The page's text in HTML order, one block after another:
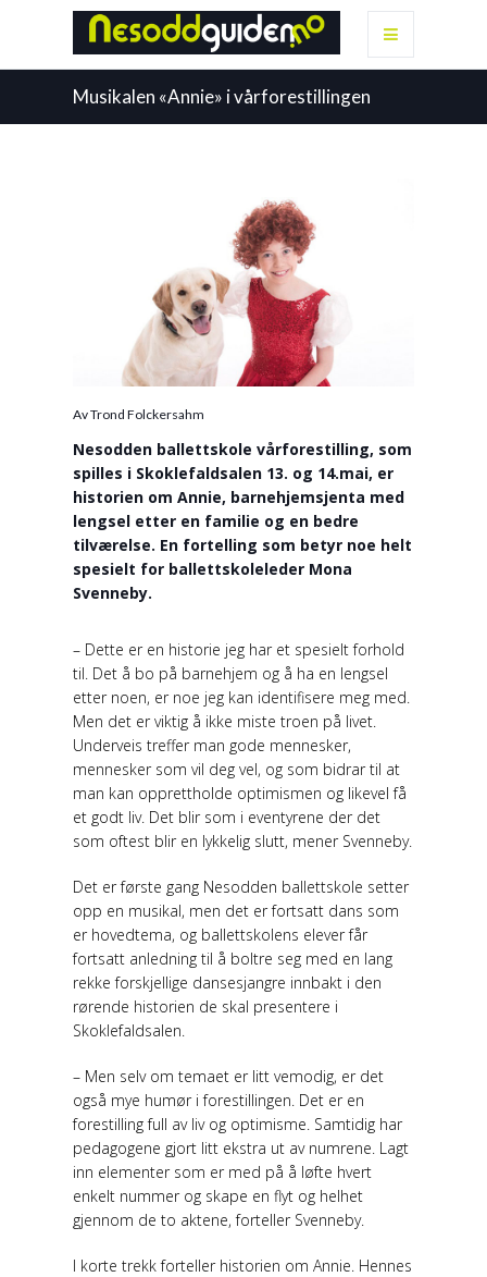
Musikalen «Annie» i vårforestillingen
Av Trond Folckersahm
Nesodden ballettskole vårforestilling, som
spilles i Skoklefaldsalen 13. og 14.mai, er
historien om Annie, barnehjemsjenta med
lengsel etter en familie og en bedre
tilværelse. En fortelling som betyr noe helt
spesielt for ballettskoleleder Mona
Svenneby.
– Dette er en historie jeg har et spesielt forhold
til. Det å bo på barnehjem og å ha en lengsel
etter noen, er noe jeg kan identifisere meg med.
Men det er viktig å ikke miste troen på livet.
Underveis treffer man gode mennesker,
mennesker som vil deg vel, og som bidrar til at
man kan opprettholde optimismen og likevel få
et godt liv. Det blir som i eventyrene der det
som oftest blir en lykkelig slutt, mener Svenneby.
Det er første gang Nesodden ballettskole setter
opp en musikal, men det er fortsatt dans som
er hovedtema, og ballettskolens elever får
fortsatt anledning til å boltre seg med en lang
rekke forskjellige dansesjangre innbakt i den
rørende historien de skal presentere i
Skoklefaldsalen.
– Men selv om temaet er litt vemodig, er det
også mye humør i forestillingen. Det er en
forestilling full av liv og optimisme. Samtidig har
pedagogene gjort litt ekstra ut av numrene. Lagt
inn elementer som er med på å løfte hvert
enkelt nummer og skape en flyt og helhet
gjennom de to aktene, forteller Svenneby.
I korte trekk forteller historien om Annie. Hennes